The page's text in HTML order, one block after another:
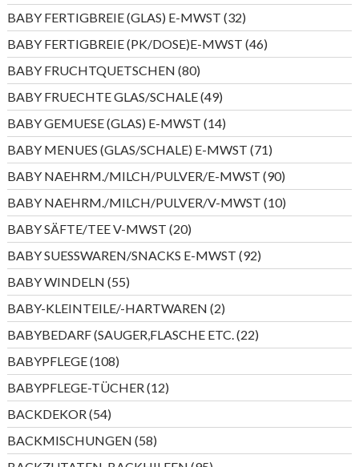
Produkt
BABY FERTIGBREIE (GLAS) E-MWST 3232
Produkte
BABY FERTIGBREIE (PK/DOSE)E-MWST 4646
Produkte
BABY FRUCHTQUETSCHEN 8080
Produkte
BABY FRUECHTE GLAS/SCHALE 4949
Produkte
BABY GEMUESE (GLAS) E-MWST 1414
Produkte
BABY MENUES (GLAS/SCHALE) E-MWST 7171
Produkte
BABY NAEHRM./MILCH/PULVER/E-MWST 9090
Produkte
BABY NAEHRM./MILCH/PULVER/V-MWST 1010
Produkte
BABY SÄFTE/TEE V-MWST 2020
Produkte
BABY SUESSWAREN/SNACKS E-MWST 9292
Produkte
BABY WINDELN 5555
Produkte
BABY-KLEINTEILE/-HARTWAREN 22
Produkte
BABYBEDARF (SAUGER,FLASCHE ETC. 2222
Produkte
BABYPFLEGE 108108
Produkte
BABYPFLEGE-TÜCHER 1212
Produkte
BACKDEKOR 5454
Produkte
BACKMISCHUNGEN 5858
Produkte